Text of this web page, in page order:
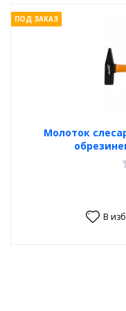
Молоток
ПОД ЗАКАЗ
В